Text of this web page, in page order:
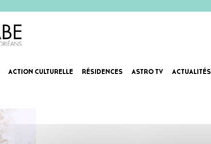
ACTION CULTURELLE RÉSIDENCES ASTRO TV ACTUALITÉS